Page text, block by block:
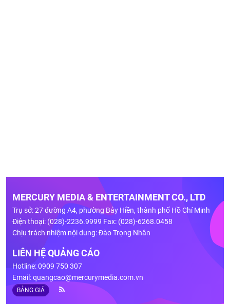
MERCURY MEDIA & ENTERTAINMENT CO., LTD
Trụ sở: 27 đường A4, phường Bảy Hiền, thành phố Hồ Chí Minh
Điện thoại: (028)-2236.9999 Fax: (028)-6268.0458
Chịu trách nhiệm nội dung: Đào Trọng Nhân
LIÊN HỆ QUẢNG CÁO
Hotline: 0909 750 307
Email:quangcao@mercurymedia.com.vn
BẢNG GIÁ